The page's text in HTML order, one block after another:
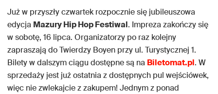
Już w przyszły czwartek rozpocznie się jubileuszowa
edycja Mazury Hip Hop Festiwal. Impreza zakończy się
w sobotę, 16 lipca. Organizatorzy po raz kolejny
zapraszają do Twierdzy Boyen przy ul. Turystycznej 1.
Bilety w dalszym ciągu dostępne są na Biletomat.pl. W
sprzedaży jest już ostatnia z dostępnych pul wejściówek,
więc nie zwlekajcie z zakupem! Jednym z ponad